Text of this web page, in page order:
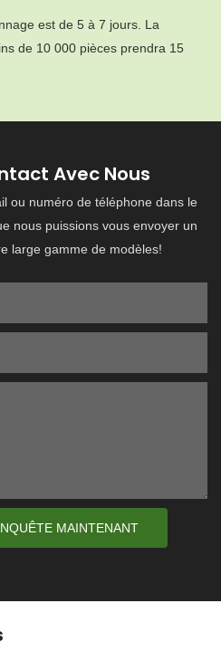
est de 5 à 7 jours. La
de 10 000 pièces prendra 15
Avec Nous
ou numéro de téléphone dans le
nous puissions vous envoyer un
large gamme de modèles!
MAINTENANT